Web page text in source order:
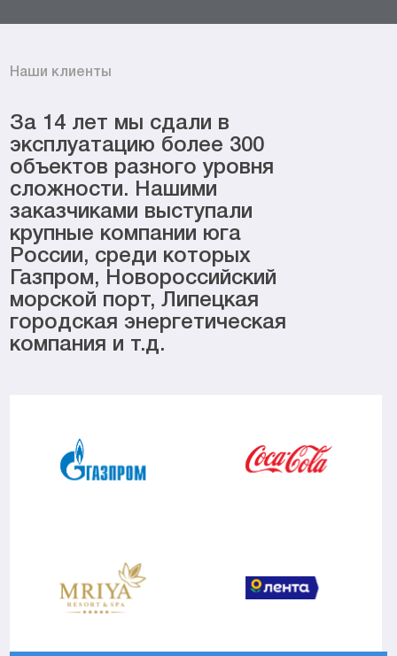
Наши клиенты
За 14 лет мы сдали в
эксплуатацию более 300
объектов разного уровня
сложности. Нашими
заказчиками выступали
крупные компании юга
России, среди которых
Газпром, Новороссийский
морской порт, Липецкая
городская энергетическая
компания и т.д.